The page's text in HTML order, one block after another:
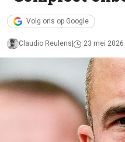
Volg ons op Google
Claudio Reulens 23 mei 2026